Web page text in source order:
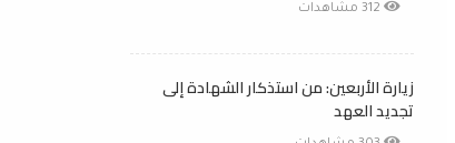
زيارة الأربعين: من استذكار الشهادة إلى
تجديد العهد